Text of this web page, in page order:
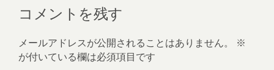
コメントを残す
メールアドレスが公開されることはありません。
※
が付いている欄は必須項目です